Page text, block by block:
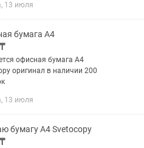
13 июля
бумага А4
офисная бумага А4
оригинал в наличии 200
13 июля
бумагу А4 Svetocopy